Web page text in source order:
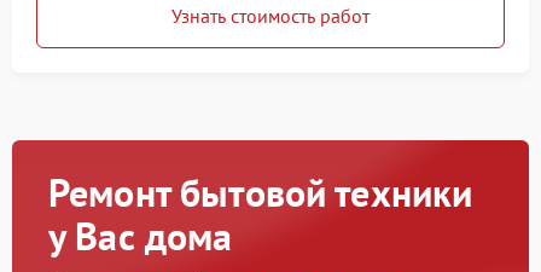
Узнать стоимость работ
Ремонт бытовой техники
у Вас дома